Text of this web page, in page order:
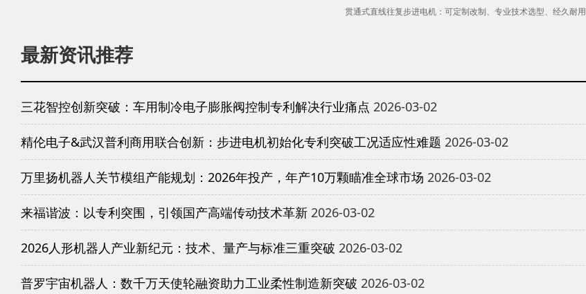
贯通式直线往复步进电机：可定制改制、专业技术选型、经久耐用
最新资讯推荐
三花智控创新突破：车用制冷电子膨胀阀控制专利解决行业痛点 2026-03-02
精伦电子&武汉普利商用联合创新：步进电机初始化专利突破工况适应性难题 2026-03-02
万里扬机器人关节模组产能规划：2026年投产，年产10万颗瞄准全球市场 2026-03-02
来福谐波：以专利突围，引领国产高端传动技术革新 2026-03-02
2026人形机器人产业新纪元：技术、量产与标准三重突破 2026-03-02
普罗宇宙机器人：数千万天使轮融资助力工业柔性制造新突破 2026-03-02